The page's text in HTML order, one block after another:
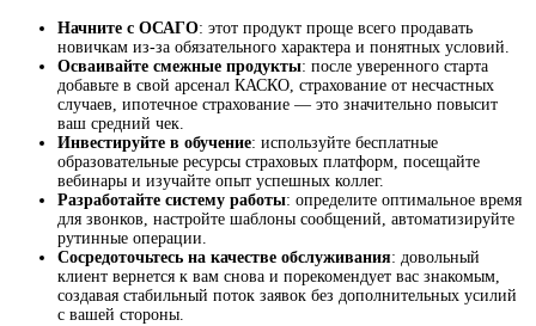
Начните с ОСАГО: этот продукт проще всего продавать
новичкам из-за обязательного характера и понятных условий.
Осваивайте смежные продукты: после уверенного старта
добавьте в свой арсенал КАСКО, страхование от несчастных
случаев, ипотечное страхование — это значительно повысит
ваш средний чек.
Инвестируйте в обучение: используйте бесплатные
образовательные ресурсы страховых платформ, посещайте
вебинары и изучайте опыт успешных коллег.
Разработайте систему работы: определите оптимальное время
для звонков, настройте шаблоны сообщений, автоматизируйте
рутинные операции.
Сосредоточьтесь на качестве обслуживания: довольный
клиент вернется к вам снова и порекомендует вас знакомым,
создавая стабильный поток заявок без дополнительных усилий
с вашей стороны.